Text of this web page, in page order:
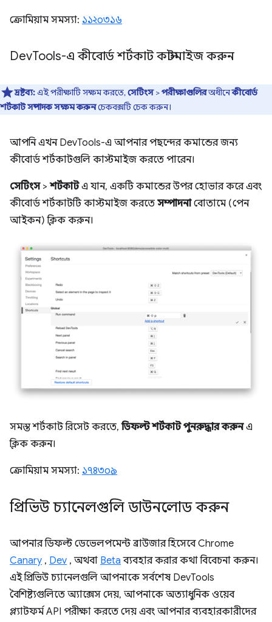
ক্রোমিয়াম সমস্যা: ১১২০৩১৬
DevTools-এ কীবোর্ড শর্টকাট কাস্টমাইজ করুন
দ্রষ্টব্য:এই পরীক্ষাটি সক্ষম করতে,সেটিংস>পরীক্ষাগুলিরঅধীনেকীবোর্ড
শর্টকাট সম্পাদক সক্ষম করুনচেকবক্সটি চেক করুন।
আপনি এখন DevTools-এ আপনার পছন্দের কমান্ডের জন্য
কীবোর্ড শর্টকাটগুলি কাস্টমাইজ করতে পারেন।
সেটিংস>শর্টকাটএ যান, একটি কমান্ডের উপর হোভার করে এবং
কীবোর্ড শর্টকাটটি কাস্টমাইজ করতে সম্পাদনাবোতামে (পেন
আইকন) ক্লিক করুন।
সমস্ত শর্টকাট রিসেট করতে,ডিফল্ট শর্টকাট পুনরুদ্ধার করুনএ
ক্লিক করুন।
ক্রোমিয়াম সমস্যা: ১৭৪৩০৯
প্রিভিউ চ্যানেলগুলি ডাউনলোড করুন
আপনার ডিফল্ট ডেভেলপমেন্ট ব্রাউজার হিসেবে Chrome
Canary , Dev , অথবা Beta ব্যবহার করার কথা বিবেচনা করুন।
এই প্রিভিউ চ্যানেলগুলি আপনাকে সর্বশেষ DevTools
বৈশিষ্ট্যগুলিতে অ্যাক্সেস দেয়, আপনাকে অত্যাধুনিক ওয়েব
প্ল্যাটফর্ম API পরীক্ষা করতে দেয় এবং আপনার ব্যবহারকারীদের